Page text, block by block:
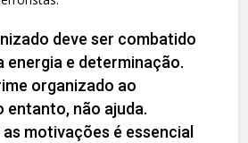
deve ser combatido
energia e determinação.
organizado ao
entanto, não ajuda.
motivações é essencial